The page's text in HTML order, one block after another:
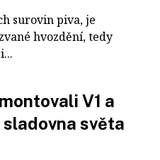
surovin piva, je
hvozdění, tedy
V1 a
světa